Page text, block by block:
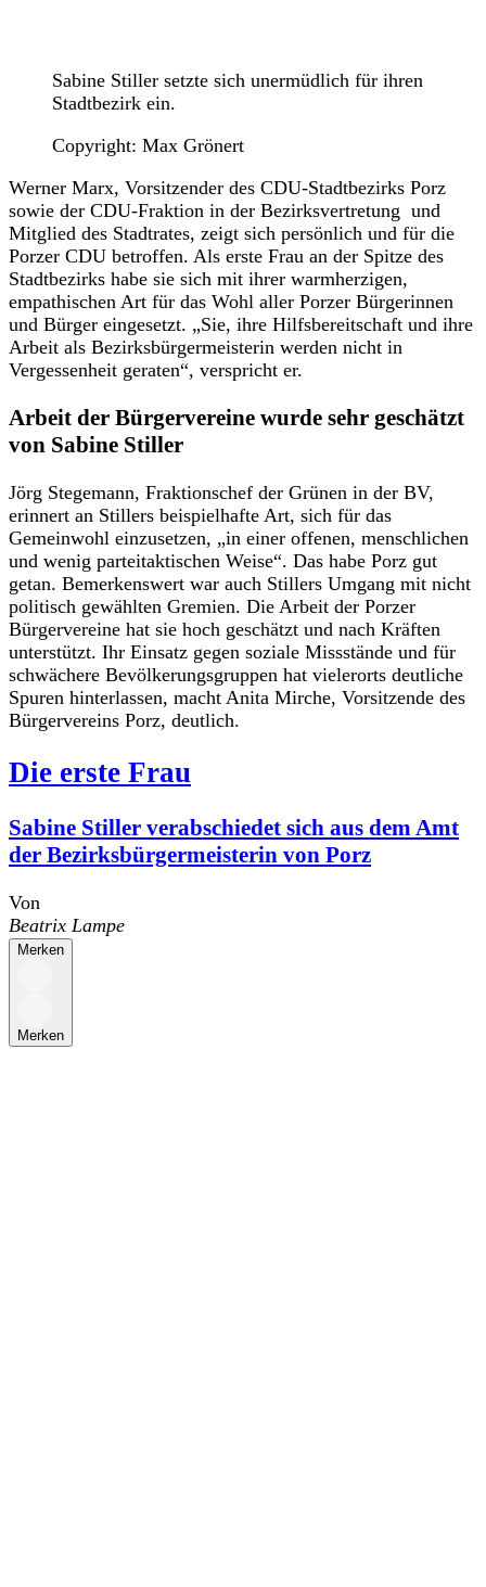
Sabine Stiller setzte sich unermüdlich für ihren
Stadtbezirk ein.
Copyright: Max Grönert
Werner Marx, Vorsitzender des CDU-Stadtbezirks Porz
sowie der CDU-Fraktion in der Bezirksvertretung und
Mitglied des Stadtrates, zeigt sich persönlich und für die
Porzer CDU betroffen. Als erste Frau an der Spitze des
Stadtbezirks habe sie sich mit ihrer warmherzigen,
empathischen Art für das Wohl aller Porzer Bürgerinnen
und Bürger eingesetzt. „Sie, ihre Hilfsbereitschaft und ihre
Arbeit als Bezirksbürgermeisterin werden nicht in
Vergessenheit geraten“, verspricht er.
Arbeit der Bürgervereine wurde sehr geschätzt
von Sabine Stiller
Jörg Stegemann, Fraktionschef der Grünen in der BV,
erinnert an Stillers beispielhafte Art, sich für das
Gemeinwohl einzusetzen, „in einer offenen, menschlichen
und wenig parteitaktischen Weise“. Das habe Porz gut
getan. Bemerkenswert war auch Stillers Umgang mit nicht
politisch gewählten Gremien. Die Arbeit der Porzer
Bürgervereine hat sie hoch geschätzt und nach Kräften
unterstützt. Ihr Einsatz gegen soziale Missstände und für
schwächere Bevölkerungsgruppen hat vielerorts deutliche
Spuren hinterlassen, macht Anita Mirche, Vorsitzende des
Bürgervereins Porz, deutlich.
Die erste Frau
Sabine Stiller verabschiedet sich aus dem Amt
der Bezirksbürgermeisterin von Porz
Von
Beatrix Lampe
Merken
Merken